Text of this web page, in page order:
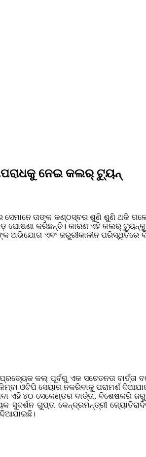
ନେଇ କଲର୍‌ ଟ୍ୟୁନ୍‌
ତାଙ୍କ କଣ୍ଠସ୍ବର ଶୁଣି ଶୁଣି ଥକି
ଘୋଷଣା କରିଛନ୍ତି। କାରଣ ଏହି କଲର୍‌
ଅଭିଯୋଗ ଏବଂ ଜରୁରୀକାଳୀନ
କଲ୍ ପୂର୍ବରୁ ଏକ ସଚେତନତା ବାର୍ତ୍ତା
ସେୟାର ନକରିବାକୁ ପରାମର୍ଶ
ଏହି ୪୦ ସେକେଣ୍ଡର ବାର୍ତ୍ତା, ବିଶେଷକରି
ସୁଦର୍ଶନ ଗୁପ୍ତା କେନ୍ଦ୍ରମନ୍ତ୍ରୀ